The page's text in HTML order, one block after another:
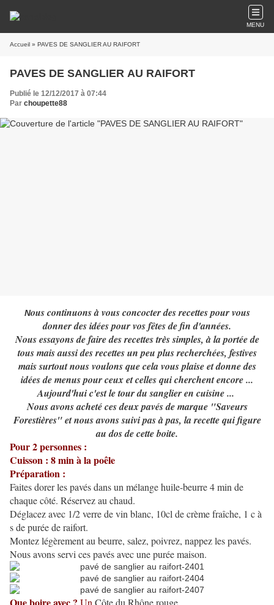
MENU
Accueil » PAVES DE SANGLIER AU RAIFORT
PAVES DE SANGLIER AU RAIFORT
Publié le 12/12/2017 à 07:44
Par choupette88
Nous continuons à vous concocter des recettes pour vous
donner des idées pour vos fêtes de fin d'années.
Nous essayons de faire des recettes très simples, à la portée de
tous mais aussi des recettes un peu plus recherchées, festives
mais surtout nous voulons que cela vous plaise et donne des
idées de menus pour ceux et celles qui cherchent encore ...
Aujourd'hui c'est le tour du sanglier en cuisine ...
Nous avons acheté ces deux pavés de marque "Saveurs
Forestières" et nous avons suivi pas à pas, la recette qui figure
au dos de cette boite.
Pour 2 personnes :
Cuisson : 8 min à la poêle
Préparation :
Faites dorer les pavés dans un mélange huile-beurre 4 min de
chaque côté. Réservez au chaud.
Déglacez avec 1/2 verre de vin blanc, 10cl de crème fraîche, 1 c à
s de purée de raifort.
Montez légèrement au beurre, salez, poivrez, nappez les pavés.
Nous avons servi ces pavés avec une purée maison.
Un Côte du Rhône rouge